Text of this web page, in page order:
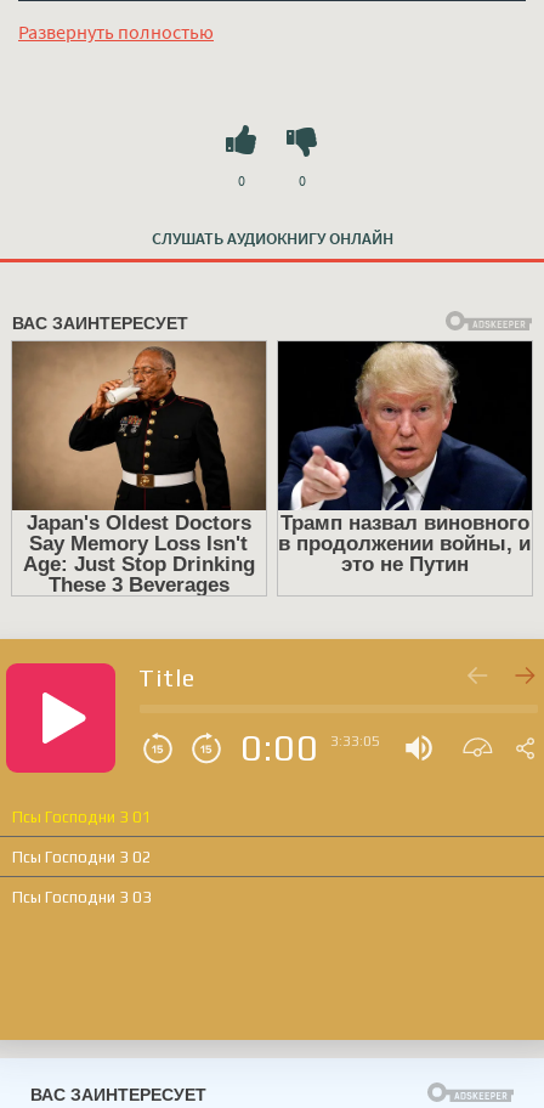
Развернуть полностью
СЛУШАТЬ АУДИОКНИГУ ОНЛАЙН
0 0
Title
0:00 3:33:05
Псы Господни 3 01
Псы Господни 3 02
Псы Господни 3 03